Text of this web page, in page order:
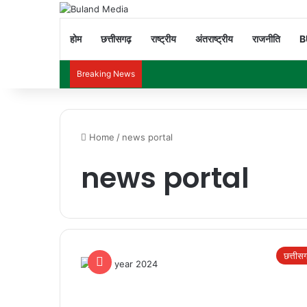
होम छत्तीसगढ़ राष्ट्रीय अंतराष्ट्रीय राजनीति
Breaking News
Home / news portal
news portal